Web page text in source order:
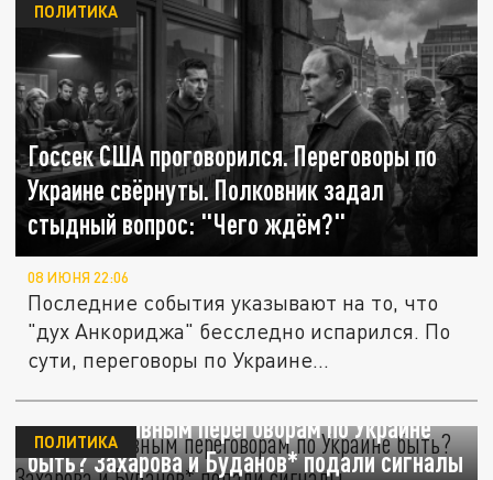
Госсек США проговорился. Переговоры по
Украине свёрнуты. Полковник задал
стыдный вопрос: "Чего ждём?"
ПОЛИТИКА
08 ИЮНЯ 22:06
Последние события указывают на то, что
"дух Анкориджа" бесследно испарился. По
сути, переговоры по Украине...
Результативным переговорам по Украине
быть? Захарова и Буданов* подали сигналы
ПОЛИТИКА